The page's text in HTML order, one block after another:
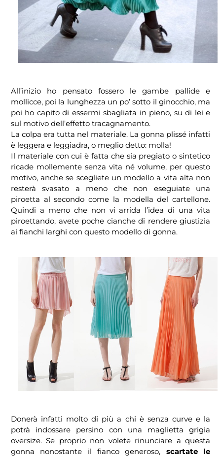
All’inizio ho pensato fossero le gambe pallide e
mollicce, poi la lunghezza un po’ sotto il ginocchio, ma
poi ho capito di essermi sbagliata in pieno, su di lei e
sul motivo dell’effetto tracagnamento.
La colpa era tutta nel materiale. La gonna plissé infatti
è leggera e leggiadra, o meglio detto: molla!
Il materiale con cui è fatta che sia pregiato o sintetico
ricade mollemente senza vita né volume, per questo
motivo, anche se scegliete un modello a vita alta non
resterà svasato a meno che non eseguiate una
piroetta al secondo come la modella del cartellone.
Quindi a meno che non vi arrida l’idea di una vita
piroettando, avete poche cianche di rendere giustizia
ai fianchi larghi con questo modello di gonna.
Donerà infatti molto di più a chi è senza curve e la
potrà indossare persino con una maglietta grigia
oversize. Se proprio non volete rinunciare a questa
gonna nonostante il fianco generoso, scartate le